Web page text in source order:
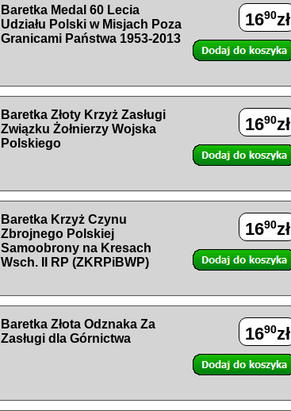
Baretka Medal 60 Lecia
Udziału Polski w Misjach Poza
Granicami Państwa 1953-2013
1690zł
Baretka Złoty Krzyż Zasługi
Związku Żołnierzy Wojska
Polskiego
1690zł
Baretka Krzyż Czynu
Zbrojnego Polskiej
Samoobrony na Kresach
Wsch. II RP (ZKRPiBWP)
1690zł
Baretka Złota Odznaka Za
Zasługi dla Górnictwa
1690zł